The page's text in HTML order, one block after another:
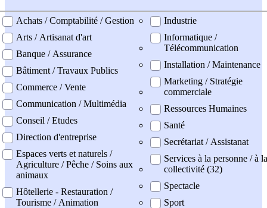
professionel
Achats / Comptabilité / Gestion
Arts / Artisanat d'art
Banque / Assurance
Bâtiment / Travaux Publics
Commerce / Vente
Communication / Multimédia
Conseil / Etudes
Direction d'entreprise
Espaces verts et naturels /
Agriculture / Pêche / Soins aux
animaux
Hôtellerie - Restauration /
Tourisme / Animation
Industrie
Informatique /
Télécommunication
Installation / Maintenance
Marketing / Stratégie
commerciale
Ressources Humaines
Santé
Secrétariat / Assistanat
Services à la personne / à la
collectivité (32)
Spectacle
Sport